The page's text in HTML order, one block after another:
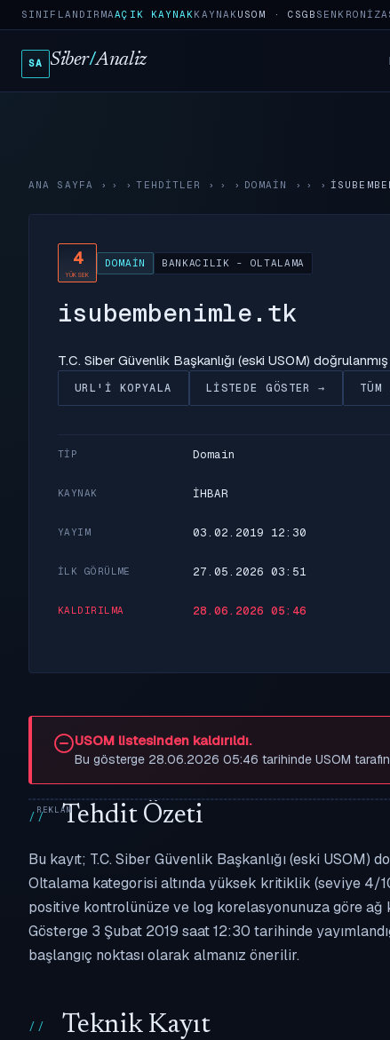
SINIFLANDIRMAAÇIK KAYNAKKAYNAKUSOM · CSGB
SA Siber/Analiz
ANA SAYFA › TEHDITLER › DOMAIN ›
4
YÜKSEK
DOMAIN BANKACILIK - OLTALAMA
isubembenimle.tk
T.C. Siber Güvenlik Başkanlığı (eski USOM)
URL'I KOPYALA LISTEDE GÖSTER →
TIP Domain
KAYNAK İHBAR
YAYIM 03.02.2019 12:30
İLK GÖRÜLME 27.05.2026 03:51
KALDIRILMA 28.06.2026 05:46
USOM listesinden kaldırıldı.
Bu gösterge 28.06.2026 05:46 tarihinde USOM
Tehdit Özeti
Bu kayıt; T.C. Siber Güvenlik Başkanlığı (eski
Oltalama kategorisi altında yüksek kritiklik (seviye 4/
positive kontrolünüze ve log korelasyonunuza göre
Gösterge 3 Şubat 2019 saat 12:30 tarihinde
başlangıç noktası olarak almanız önerilir.
Teknik Kayıt